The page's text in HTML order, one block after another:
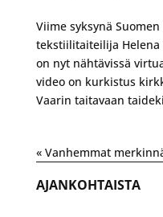
Viime syksynä
tekstiilitaiteilija
on nyt nähtävissä
video on kurkistus
Vaarin taitavaan
« Vanhemmat
AJANKOHTAISTA